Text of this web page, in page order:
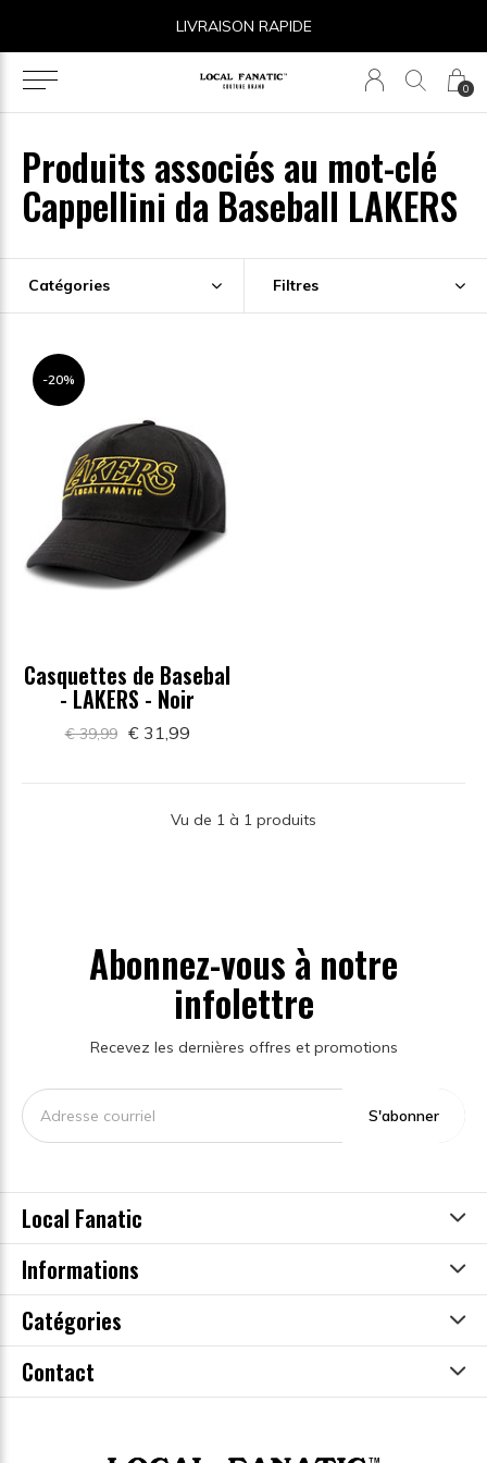
0
LIVRAISON RAPIDE
Produits associés au mot-clé
Cappellini da Baseball LAKERS
Catégories Filtres
-20%
Casquettes de Basebal
- LAKERS - Noir
€ 39,99 € 31,99
Vu de 1 à 1 produits
Abonnez-vous à notre
infolettre
Recevez les dernières offres et promotions
S'abonner
Local Fanatic
Informations
Catégories
Contact